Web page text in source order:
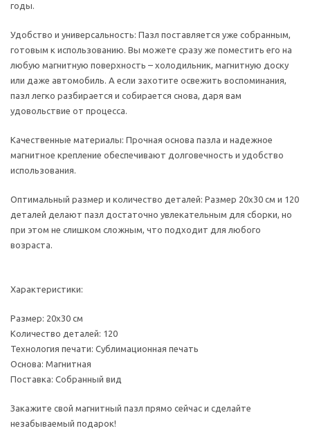
годы.
Удобство и универсальность: Пазл поставляется уже собранным,
готовым к использованию. Вы можете сразу же поместить его на
любую магнитную поверхность – холодильник, магнитную доску
или даже автомобиль. А если захотите освежить воспоминания,
пазл легко разбирается и собирается снова, даря вам
удовольствие от процесса.
Качественные материалы: Прочная основа пазла и надежное
магнитное крепление обеспечивают долговечность и удобство
использования.
Оптимальный размер и количество деталей: Размер 20х30 см и 120
деталей делают пазл достаточно увлекательным для сборки, но
при этом не слишком сложным, что подходит для любого
возраста.
Характеристики:
Размер: 20х30 см
Количество деталей: 120
Технология печати: Сублимационная печать
Основа: Магнитная
Поставка: Собранный вид
Закажите свой магнитный пазл прямо сейчас и сделайте
незабываемый подарок!